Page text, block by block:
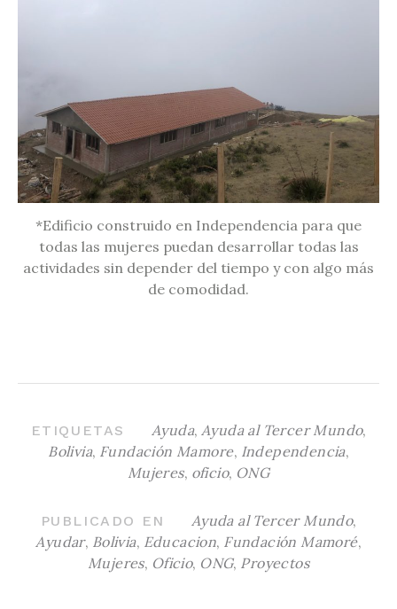
*Edificio construido en Independencia para que
todas las mujeres puedan desarrollar todas las
actividades sin depender del tiempo y con algo más
de comodidad.
ETIQUETAS Ayuda, Ayuda al Tercer Mundo,
Bolivia, Fundación Mamore, Independencia,
Mujeres, oficio, ONG
PUBLICADO EN Ayuda al Tercer Mundo,
Ayudar, Bolivia, Educacion, Fundación Mamoré,
Mujeres, Oficio, ONG, Proyectos